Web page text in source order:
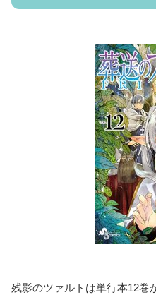
残影のツァルトは単行本12巻